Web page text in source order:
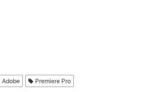
Adobe Premiere Pro